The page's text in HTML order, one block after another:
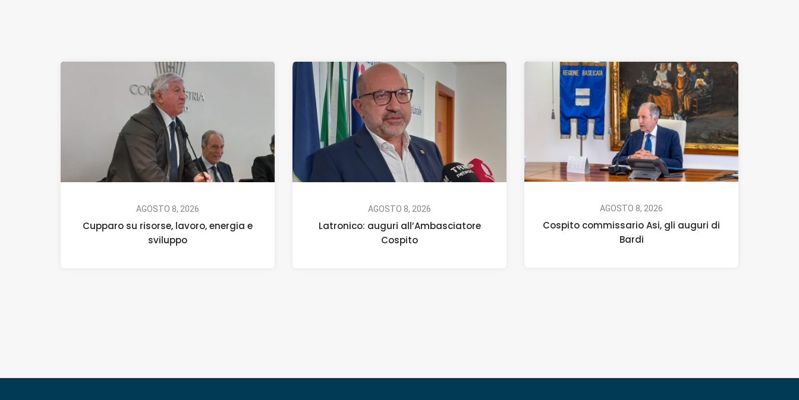
AGOSTO 8, 2026
Cupparo su risorse, lavoro, energia e
sviluppo
AGOSTO 8, 2026
Latronico: auguri all’Ambasciatore
Cospito
AGOSTO 8, 2026
Cospito commissario Asi, gli auguri di
Bardi